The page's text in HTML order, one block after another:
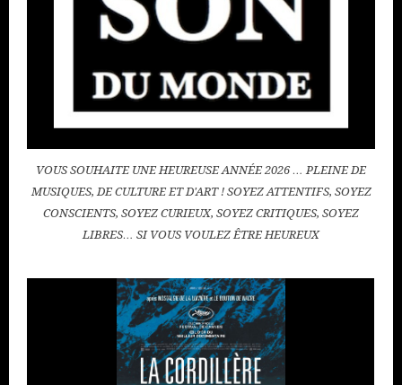
VOUS SOUHAITE UNE HEUREUSE ANNÉE 2026 … PLEINE DE
MUSIQUES, DE CULTURE ET D'ART ! SOYEZ ATTENTIFS, SOYEZ
CONSCIENTS, SOYEZ CURIEUX, SOYEZ CRITIQUES, SOYEZ
LIBRES… SI VOUS VOULEZ ÊTRE HEUREUX